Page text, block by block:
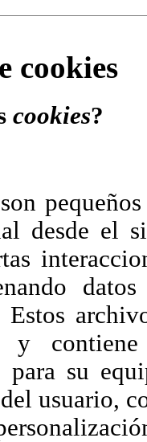
cookies
cookies?
son
desde el
Estos
y
para su
usuario,